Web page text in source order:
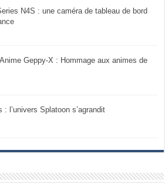
N4S : une caméra de tableau de bord
Geppy-X : Hommage aux animes de
: l’univers Splatoon s’agrandit